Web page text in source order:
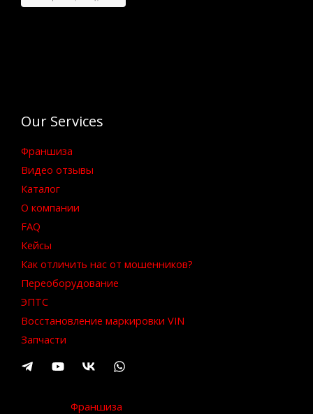
Our Services
Франшиза
Видео отзывы
Каталог
О компании
FAQ
Кейсы
Как отличить нас от мошенников?
Переоборудование
ЭПТС
Восстановление маркировки VIN
Запчасти
Франшиза